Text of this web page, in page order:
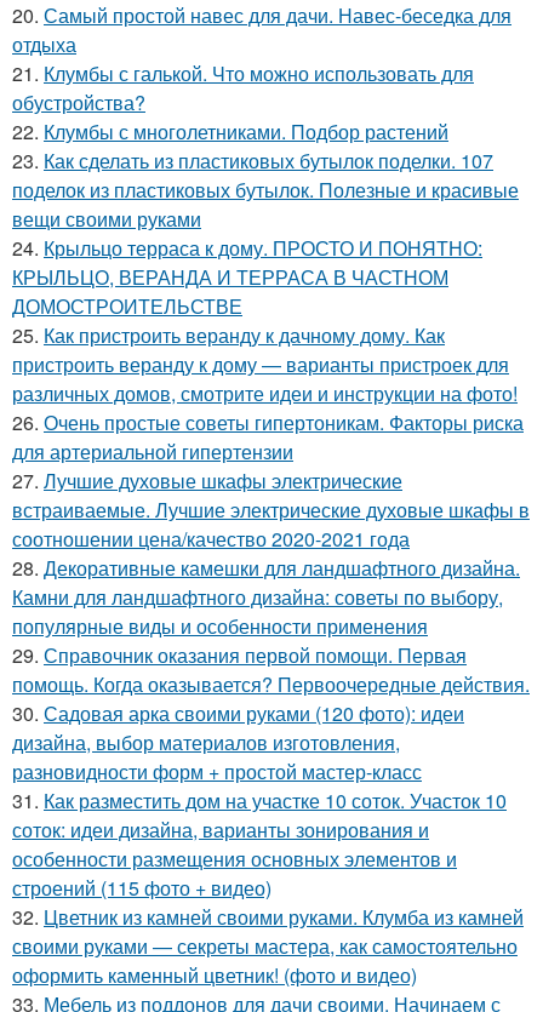
20. Самый простой навес для дачи. Навес-беседка для
отдыха
21. Клумбы с галькой. Что можно использовать для
обустройства?
22. Клумбы с многолетниками. Подбор растений
23. Как сделать из пластиковых бутылок поделки. 107
поделок из пластиковых бутылок. Полезные и красивые
вещи своими руками
24. Крыльцо терраса к дому. ПРОСТО И ПОНЯТНО:
КРЫЛЬЦО, ВЕРАНДА И ТЕРРАСА В ЧАСТНОМ
ДОМОСТРОИТЕЛЬСТВЕ
25. Как пристроить веранду к дачному дому. Как
пристроить веранду к дому — варианты пристроек для
различных домов, смотрите идеи и инструкции на фото!
26. Очень простые советы гипертоникам. Факторы риска
для артериальной гипертензии
27. Лучшие духовые шкафы электрические
встраиваемые. Лучшие электрические духовые шкафы в
соотношении цена/качество 2020-2021 года
28. Декоративные камешки для ландшафтного дизайна.
Камни для ландшафтного дизайна: советы по выбору,
популярные виды и особенности применения
29. Справочник оказания первой помощи. Первая
помощь. Когда оказывается? Первоочередные действия.
30. Садовая арка своими руками (120 фото): идеи
дизайна, выбор материалов изготовления,
разновидности форм + простой мастер-класс
31. Как разместить дом на участке 10 соток. Участок 10
соток: идеи дизайна, варианты зонирования и
особенности размещения основных элементов и
строений (115 фото + видео)
32. Цветник из камней своими руками. Клумба из камней
своими руками — секреты мастера, как самостоятельно
оформить каменный цветник! (фото и видео)
33. Мебель из поддонов для дачи своими. Начинаем с